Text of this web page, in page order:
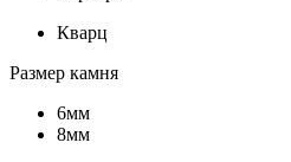
Кварц
Размер камня
6мм
8мм